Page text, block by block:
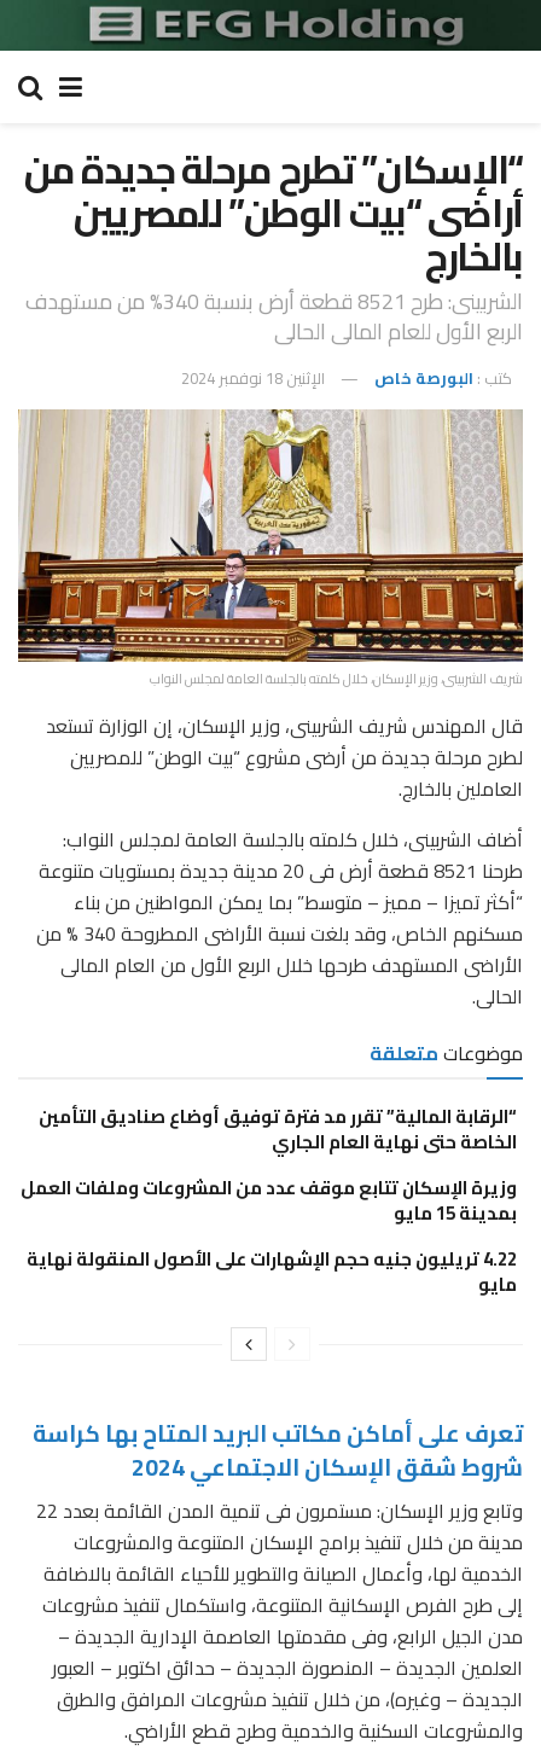
“الإسكان” تطرح مرحلة جديدة من
أراضى “بيت الوطن” للمصريين
بالخارج
الشربينى: طرح 8521 قطعة أرض بنسبة 340% من مستهدف
الربع الأول للعام المالى الحالى
كتب : البورصة خاص الإثنين 18 نوفمبر 2024
شريف الشربينى، وزير الإسكان، خلال كلمته بالجلسة العامة لمجلس النواب
قال المهندس شريف الشربينى، وزير الإسكان، إن الوزارة تستعد
لطرح مرحلة جديدة من أرضى مشروع “بيت الوطن” للمصريين
العاملين بالخارج.
أضاف الشربينى، خلال كلمته بالجلسة العامة لمجلس النواب:
طرحنا 8521 قطعة أرض فى 20 مدينة جديدة بمستويات متنوعة
“أكثر تميزا – مميز – متوسط” بما يمكن المواطنين من بناء
مسكنهم الخاص، وقد بلغت نسبة الأراضى المطروحة 340 % من
الأراضى المستهدف طرحها خلال الربع الأول من العام المالى
الحالى.
موضوعاتمتعلقة
“الرقابة المالية” تقرر مد فترة توفيق أوضاع صناديق التأمين
الخاصة حتى نهاية العام الجاري
وزيرة الإسكان تتابع موقف عدد من المشروعات وملفات العمل
بمدينة 15 مايو
4.22 تريليون جنيه حجم الإشهارات على الأصول المنقولة نهاية
مايو
تعرف على أماكن مكاتب البريد المتاح بها كراسة
شروط شقق الإسكان الاجتماعي 2024
وتابع وزير الإسكان: مستمرون فى تنمية المدن القائمة بعدد 22
مدينة من خلال تنفيذ برامج الإسكان المتنوعة والمشروعات
الخدمية لها، وأعمال الصيانة والتطوير للأحياء القائمة بالاضافة
إلى طرح الفرص الإسكانية المتنوعة، واستكمال تنفيذ مشروعات
مدن الجيل الرابع، وفى مقدمتها العاصمة الإدارية الجديدة –
العلمين الجديدة – المنصورة الجديدة – حدائق اكتوبر – العبور
الجديدة – وغيره)، من خلال تنفيذ مشروعات المرافق والطرق
والمشروعات السكنية والخدمية وطرح قطع الأراضي.